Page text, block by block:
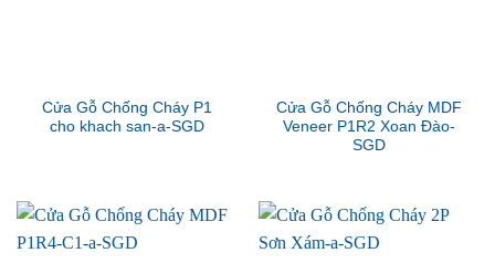
Cửa Gỗ Chống Cháy P1
cho khach san-a-SGD
Cửa Gỗ Chống Cháy MDF
Veneer P1R2 Xoan Đào-
SGD